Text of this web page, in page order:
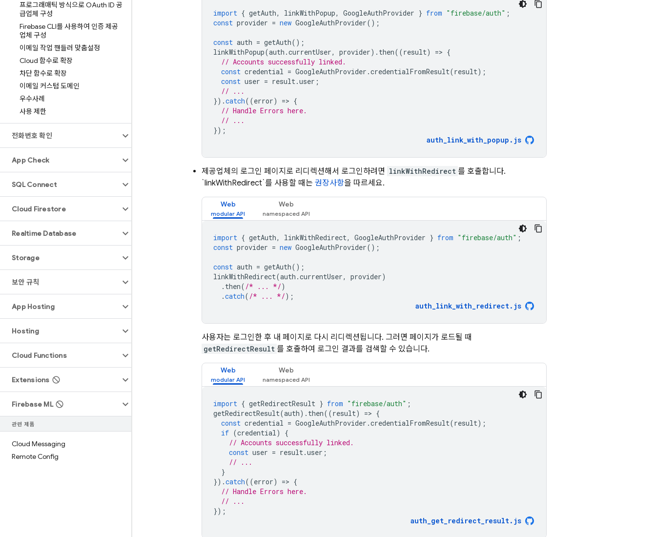
프로그래매틱 방식으로 OAuth ID 공
급업체 구성
Firebase CLI를 사용하여 인증 제공
업체 구성
이메일 작업 핸들러 맞춤설정
Cloud 함수로 확장
차단 함수로 확장
이메일 커스텀 도메인
우수사례
사용 제한
전화번호 확인
App Check
SQL Connect
Cloud Firestore
Realtime Database
Storage
보안 규칙
App Hosting
Hosting
Cloud Functions
Extensions
Firebase ML
관련 제품
Cloud Messaging
Remote Config
import { getAuth, linkWithPopup, GoogleAuthProvider } from "firebase/auth" ;
const provider = new GoogleAuthProvider();
const auth = getAuth();
linkWithPopup(auth .currentUser, provider). then((result) => {
// Accounts successfully linked.
const credential = GoogleAuthProvider .credentialFromResult(result);
const user = result.user ;
// ...
}).catch((error) => {
// Handle Errors here.
// ...
});
auth_link_with_popup . js
제공업체의 로그인 페이지로 리디렉션해서 로그인하려면 linkWithRedirect 를 호출합니다.
`linkWithRedirect`를 사용할 때는 권장사항을 따르세요.
Web Web
import { getAuth, linkWithRedirect, GoogleAuthProvider } from "firebase/auth" ;
const provider = new GoogleAuthProvider();
const auth = getAuth();
linkWithRedirect(auth .currentUser, provider)
. then( /* ... */)
.catch( /* ... */);
auth_link_with_redirect. js
사용자는 로그인한 후 내 페이지로 다시 리디렉션됩니다. 그러면 페이지가 로드될 때
getRedirectResult 를 호출하여 로그인 결과를 검색할 수 있습니다.
Web Web
import { getRedirectResult } from "firebase/auth" ;
getRedirectResult(auth). then((result) => {
const credential = GoogleAuthProvider .credentialFromResult(result);
if (credential)
{
// Accounts successfully linked.
const user = result.user ;
// ...
}
}).catch((error) => {
// Handle Errors here.
// ...
});
auth_get_redirect_result. js